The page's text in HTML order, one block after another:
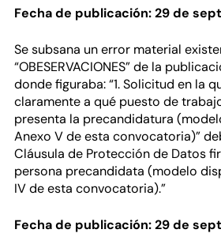
Fecha de publicación: 29 de
Se subsana un error material
“OBESERVACIONES” de la
donde figuraba: “1. Solicitud en la
claramente a qué puesto de
presenta la precandidatura
Anexo V de esta convocatoria)”
Cláusula de Protección de Datos
persona precandidata (modelo
IV de esta convocatoria).”
Fecha de publicación: 29 de